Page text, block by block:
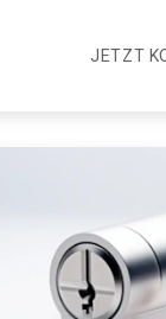
JETZT